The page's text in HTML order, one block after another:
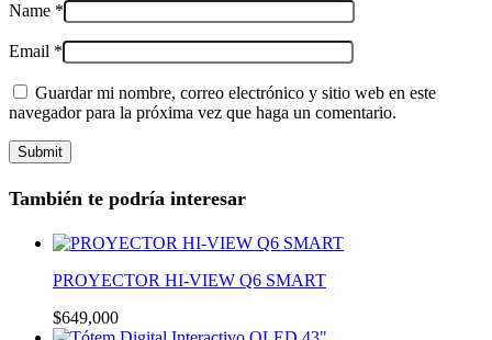
Name *
Email *
Guardar mi nombre, correo electrónico y sitio web en este
navegador para la próxima vez que haga un comentario.
También te podría interesar
PROYECTOR HI-VIEW Q6 SMART
$649,000